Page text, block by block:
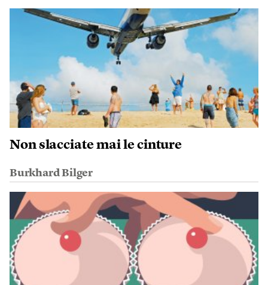
Non slacciate mai le cinture
Burkhard Bilger